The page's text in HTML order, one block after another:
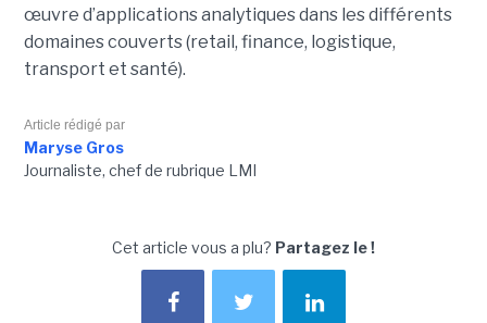
œuvre d’applications analytiques dans les différents
domaines couverts (retail, finance, logistique,
transport et santé).
Article rédigé par
Maryse Gros
Journaliste, chef de rubrique LMI
Cet article vous a plu? Partagez le !